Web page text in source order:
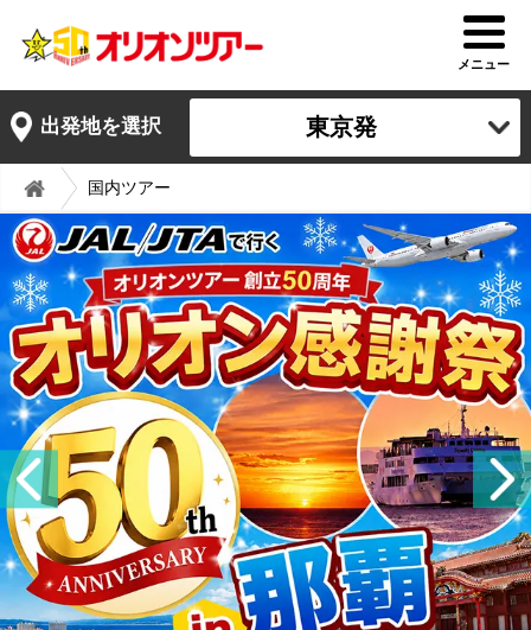
メニュー
出発地を選択 東京発
国内ツアー